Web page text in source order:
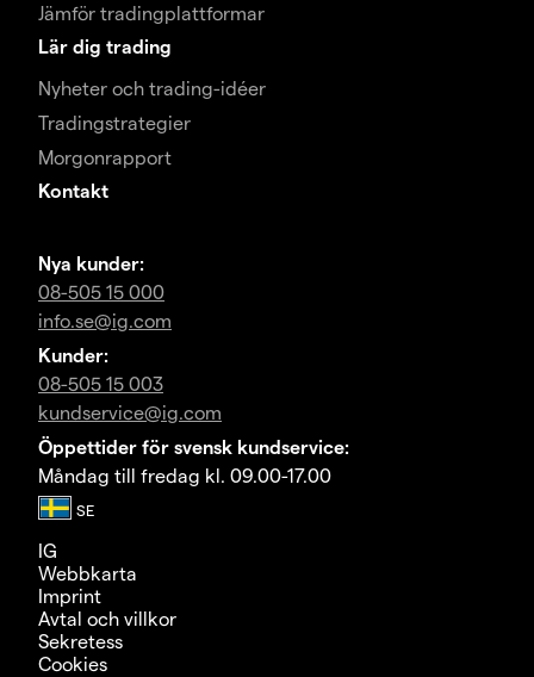
Jämför tradingplattformar
Lär dig trading
Nyheter och trading-idéer
Tradingstrategier
Morgonrapport
Kontakt
Nya kunder:
08-505 15 000
info.se@ig.com
Kunder:
08-505 15 003
kundservice@ig.com
Öppettider för svensk kundservice:
Måndag till fredag kl. 09.00-17.00
IG
Webbkarta
Imprint
Avtal och villkor
Sekretess
Cookies